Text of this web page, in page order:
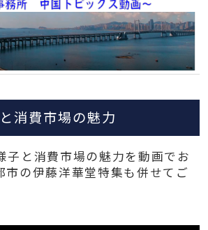
消費市場の魅力
子と消費市場の魅力を動画でお
市の伊藤洋華堂特集も併せてご